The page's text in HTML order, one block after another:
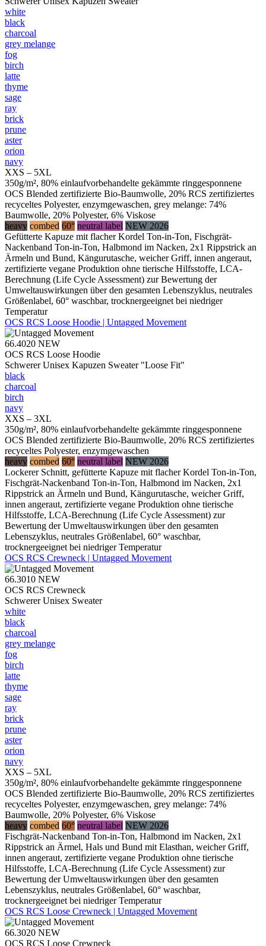
white
black
charcoal
grey melange
fog
birch
latte
thyme
sage
ray
brick
prune
aster
orion
navy
XXS – 5XL
350g/m², 80% einlaufvorbehandelte gekämmte ringgesponnene
OCS Blended zertifizierte Bio-Baumwolle, 20% RCS zertifiziertes
recyceltes Polyester, enzymgewaschen, grey melange: 74%
Baumwolle, 20% Polyester, 6% Viskose
heavy combed 60° neutral label NEW 2026
Gefütterte Kapuze mit flacher Kordel Ton-in-Ton, Fischgrät-
Nackenband Ton-in-Ton, Halbmond im Nacken, 2x1 Rippstrick an
Ärmeln und Bund, Kängurutasche, weicher Griff, innen angeraut,
zertifizierte vegane Produktion ohne tierische Hilfsstoffe, LCA-
Berechnung (Life Cycle Assessment) zur Bewertung der
Umweltauswirkungen über den gesamten Lebenszyklus, neutrales
Größenlabel, 60° waschbar, trocknergeeignet bei niedriger
Temperatur
OCS RCS Loose Hoodie | Untagged Movement
66.4020 NEW
OCS RCS Loose Hoodie
Schwerer Unisex Kapuzen Sweater "Loose Fit"
black
charcoal
birch
navy
XXS – 3XL
350g/m², 80% einlaufvorbehandelte gekämmte ringgesponnene
OCS Blended zertifizierte Bio-Baumwolle, 20% RCS zertifiziertes
recyceltes Polyester, enzymgewaschen
heavy combed 60° neutral label NEW 2026
Lockerer Schnitt, gefütterte Kapuze mit flacher Kordel Ton-in-Ton,
Fischgrät-Nackenband Ton-in-Ton, Halbmond im Nacken, 2x1
Rippstrick an Ärmeln und Bund, Kängurutasche, weicher Griff,
innen angeraut, zertifizierte vegane Produktion ohne tierische
Hilfsstoffe, LCA-Berechnung (Life Cycle Assessment) zur
Bewertung der Umweltauswirkungen über den gesamten
Lebenszyklus, neutrales Größenlabel, 60° waschbar,
trocknergeeignet bei niedriger Temperatur
OCS RCS Crewneck | Untagged Movement
66.3010 NEW
OCS RCS Crewneck
Schwerer Unisex Sweater
white
black
charcoal
grey melange
fog
birch
latte
thyme
sage
ray
brick
prune
aster
orion
navy
XXS – 5XL
350g/m², 80% einlaufvorbehandelte gekämmte ringgesponnene
OCS Blended zertifizierte Bio-Baumwolle, 20% RCS zertifiziertes
recyceltes Polyester, enzymgewaschen, grey melange: 74%
Baumwolle, 20% Polyester, 6% Viskose
heavy combed 60° neutral label NEW 2026
Fischgrät-Nackenband Ton-in-Ton, Halbmond im Nacken, 2x1
Rippstrick an Ärmel, Hals und Bund mit Elasthan, weicher Griff,
innen angeraut, zertifizierte vegane Produktion ohne tierische
Hilfsstoffe, LCA-Berechnung (Life Cycle Assessment) zur
Bewertung der Umweltauswirkungen über den gesamten
Lebenszyklus, neutrales Größenlabel, 60° waschbar,
trocknergeeignet bei niedriger Temperatur
OCS RCS Loose Crewneck | Untagged Movement
66.3020 NEW
OCS RCS Loose Crewneck